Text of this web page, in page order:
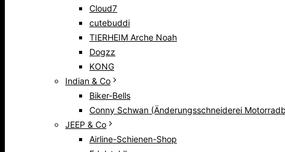
Cloud7
cutebuddi
TIERHEIM Arche Noah
Dogzz
KONG
Indian & Co
Biker-Bells
Conny Schwan (Änderungsschneiderei
JEEP & Co
Airline-Schienen-Shop